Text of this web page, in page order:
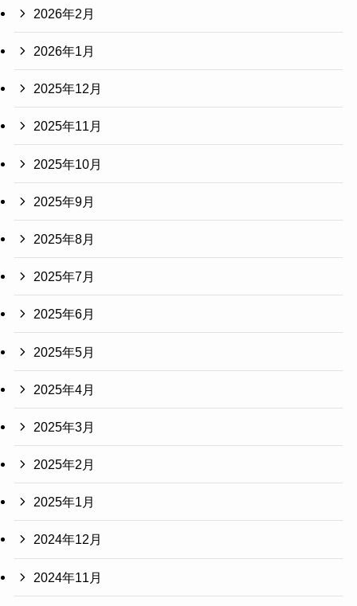
2026年2月
2026年1月
2025年12月
2025年11月
2025年10月
2025年9月
2025年8月
2025年7月
2025年6月
2025年5月
2025年4月
2025年3月
2025年2月
2025年1月
2024年12月
2024年11月